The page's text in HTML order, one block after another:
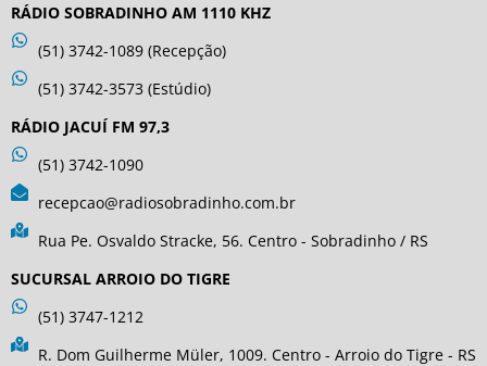
RÁDIO SOBRADINHO AM 1110 KHZ
(51) 3742-1089 (Recepção)
(51) 3742-3573 (Estúdio)
RÁDIO JACUÍ FM 97,3
(51) 3742-1090
recepcao@radiosobradinho.com.br
Rua Pe. Osvaldo Stracke, 56. Centro - Sobradinho / RS
SUCURSAL ARROIO DO TIGRE
(51) 3747-1212
R. Dom Guilherme Müler, 1009. Centro - Arroio do Tigre - RS